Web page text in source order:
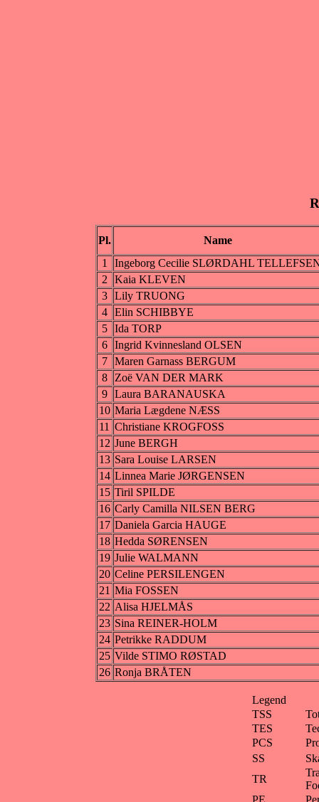
Pl.
Name
1
Ingeborg Cecilie SLØRDAHL
2
Kaia KLEVEN
3
Lily TRUONG
4
Elin SCHIBBYE
5
Ida TORP
6
Ingrid Kvinnesland OLSEN
7
Maren Garnass BERGUM
8
Zoë VAN DER MARK
9
Laura BARANAUSKA
10 Maria Lægdene NÆSS
11 Christiane KROGFOSS
12 June BERGH
13 Sara Louise LARSEN
14 Linnea Marie JØRGENSEN
15 Tiril SPILDE
16 Carly Camilla NILSEN BERG
17 Daniela Garcia HAUGE
18 Hedda SØRENSEN
19 Julie WALMANN
20 Celine PERSILENGEN
21 Mia FOSSEN
22 Alisa HJELMÅS
23 Sina REINER-HOLM
24 Petrikke RADDUM
25 Vilde STIMO RØSTAD
26 Ronja BRÅTEN
Legend
TSS
TES
PCS
SS
TR